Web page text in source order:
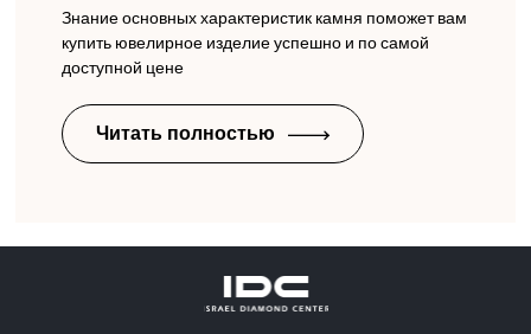
Знание основных характеристик камня поможет вам
купить ювелирное изделие успешно и по самой
доступной цене
Читать полностью